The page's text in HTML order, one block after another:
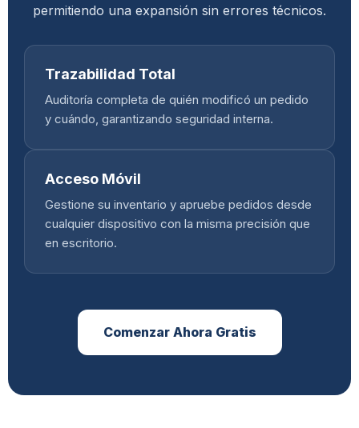
permitiendo una expansión sin errores técnicos.
Trazabilidad Total
Auditoría completa de quién modificó un pedido
y cuándo, garantizando seguridad interna.
Acceso Móvil
Gestione su inventario y apruebe pedidos desde
cualquier dispositivo con la misma precisión que
en escritorio.
Comenzar Ahora Gratis